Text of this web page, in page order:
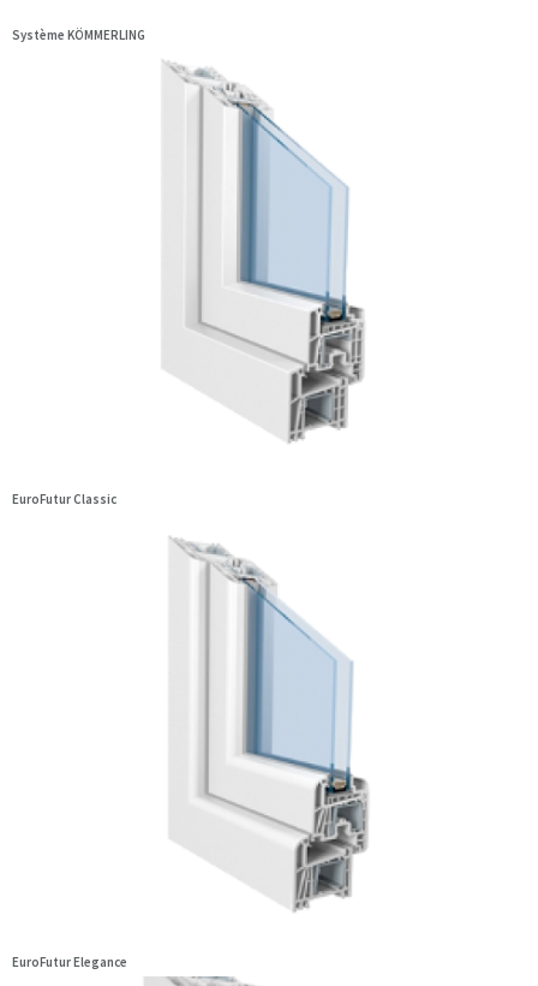
Système KÖMMERLING
EuroFutur Classic
EuroFutur Elegance